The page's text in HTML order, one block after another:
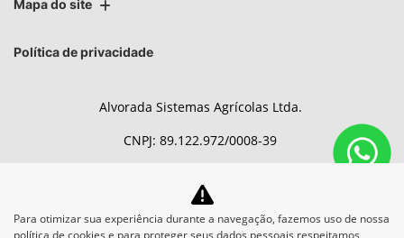
Mapa do site
Política de privacidade
Alvorada Sistemas Agrícolas Ltda.
CNPJ: 89.122.972/0008-39
No trânsito, enxergar o outro
Para otimizar sua experiência durante a navegação, fazemos uso de nossa
política de cookies e para proteger seus dados pessoais respeitamos